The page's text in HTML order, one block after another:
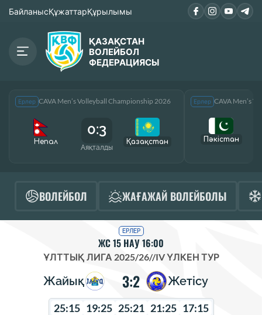
БайланысҚұжаттарҚұрылымы
ҚАЗАҚСТАН
ВОЛЕЙБОЛ
ФЕДЕРАЦИЯСЫ
Ерлер CAVA Men’s Volleyball Championship 2026
Непал
0:3
Аяқталды
Қазақcтан
Ерлер CAVA Men’s
Пәкістан
ВОЛЕЙБОЛ ЖАҒАЖАЙ ВОЛЕЙБОЛЫ
ЕРЛЕР
ЖС 15 НАУ 16:00
ҰЛТТЫҚ ЛИГА 2025/26//IV ҮЛКЕН ТУР
Жайық 3:2 Жетісу
25:15 19:25 25:21 21:25 17:15